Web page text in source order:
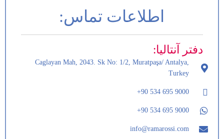
اطلاعات تماس:
دفتر آنتالیا:
Caglayan Mah, 2043. Sk No: 1/2, Muratpaşa/ Antalya,
Turkey
9000 695 534 90+
9000 695 534 90+
info@ramarossi.com